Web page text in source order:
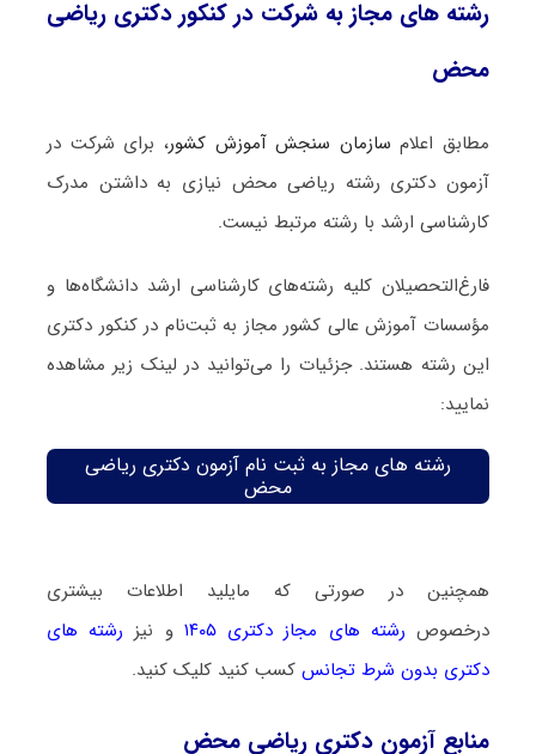
رشته های مجاز به شرکت در کنکور دکتری ریاضی
محض
مطابق اعلام سازمان سنجش آموزش کشور، برای شرکت در
آزمون دکتری رشته ریاضی محض نیازی به داشتن مدرک
کارشناسی ارشد با رشته مرتبط نیست.
فارغ‌‌التحصیلان کلیه رشته‌های کارشناسی ارشد دانشگاه‌ها و
مؤسسات آموزش عالی کشور مجاز به ثبت‌نام در کنکور دکتری
این رشته هستند. جزئیات را می‌توانید در لینک زیر مشاهده
نمایید:
رشته های مجاز به ثبت نام آزمون دکتری ریاضی
محض
همچنین در صورتی که مایلید اطلاعات بیشتری
درخصوص رشته های مجاز دکتری ۱۴۰۵ و نیز رشته های
دکتری بدون شرط تجانسکسب کنید کلیک کنید.
منابع آزمون دکتری ریاضی محض